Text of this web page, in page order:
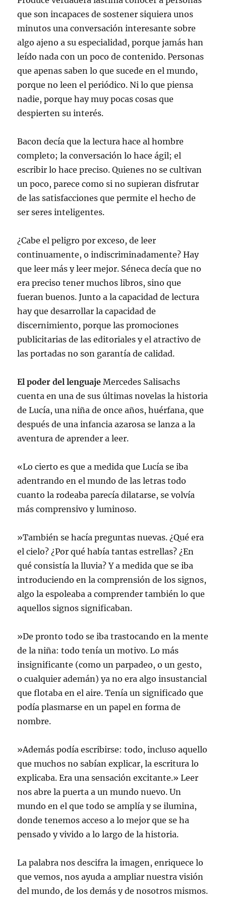
que son incapaces de sostener siquiera unos
minutos una conversación interesante sobre
algo ajeno a su especialidad, porque jamás han
leído nada con un poco de contenido. Personas
que apenas saben lo que sucede en el mundo,
porque no leen el periódico. Ni lo que piensa
nadie, porque hay muy pocas cosas que
despierten su interés.
Bacon decía que la lectura hace al hombre
completo; la conversación lo hace ágil; el
escribir lo hace preciso. Quienes no se cultivan
un poco, parece como si no supieran disfrutar
de las satisfacciones que permite el hecho de
ser seres inteligentes.
¿Cabe el peligro por exceso, de leer
continuamente, o indiscriminadamente? Hay
que leer más y leer mejor. Séneca decía que no
era preciso tener muchos libros, sino que
fueran buenos. Junto a la capacidad de lectura
hay que desarrollar la capacidad de
discernimiento, porque las promociones
publicitarias de las editoriales y el atractivo de
las portadas no son garantía de calidad.
El poder del lenguaje Mercedes Salisachs
cuenta en una de sus últimas novelas la historia
de Lucía, una niña de once años, huérfana, que
después de una infancia azarosa se lanza a la
aventura de aprender a leer.
«Lo cierto es que a medida que Lucía se iba
adentrando en el mundo de las letras todo
cuanto la rodeaba parecía dilatarse, se volvía
más comprensivo y luminoso.
»También se hacía preguntas nuevas. ¿Qué era
el cielo? ¿Por qué había tantas estrellas? ¿En
qué consistía la lluvia? Y a medida que se iba
introduciendo en la comprensión de los signos,
algo la espoleaba a comprender también lo que
aquellos signos significaban.
»De pronto todo se iba trastocando en la mente
de la niña: todo tenía un motivo. Lo más
insignificante (como un parpadeo, o un gesto,
o cualquier ademán) ya no era algo insustancial
que flotaba en el aire. Tenía un significado que
podía plasmarse en un papel en forma de
nombre.
»Además podía escribirse: todo, incluso aquello
que muchos no sabían explicar, la escritura lo
explicaba. Era una sensación excitante.» Leer
nos abre la puerta a un mundo nuevo. Un
mundo en el que todo se amplía y se ilumina,
donde tenemos acceso a lo mejor que se ha
pensado y vivido a lo largo de la historia.
La palabra nos descifra la imagen, enriquece lo
que vemos, nos ayuda a ampliar nuestra visión
del mundo, de los demás y de nosotros mismos.